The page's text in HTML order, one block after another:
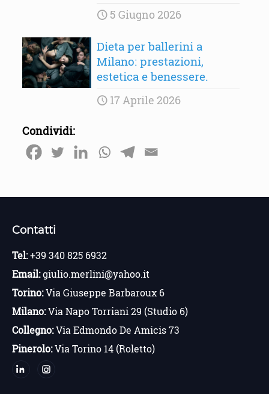
5 Giugno 2026
Dieta per ballerini a
Milano: prestazioni,
estetica e benessere.
17 Aprile 2026
Condividi:
Contatti
Tel:+39 340 825 6932
Email:giulio.merlini@yahoo.it
Torino:Via Giuseppe Barbaroux 6
Milano:Via Napo Torriani 29 (Studio 6)
Collegno:Via Edmondo De Amicis 73
Pinerolo:Via Torino 14 (Roletto)